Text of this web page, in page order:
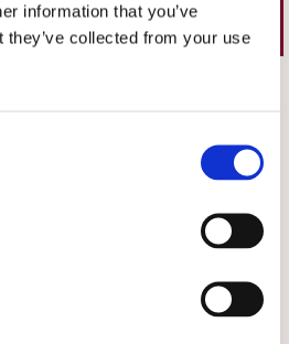
information that you’ve
they’ve collected from your use
produkter